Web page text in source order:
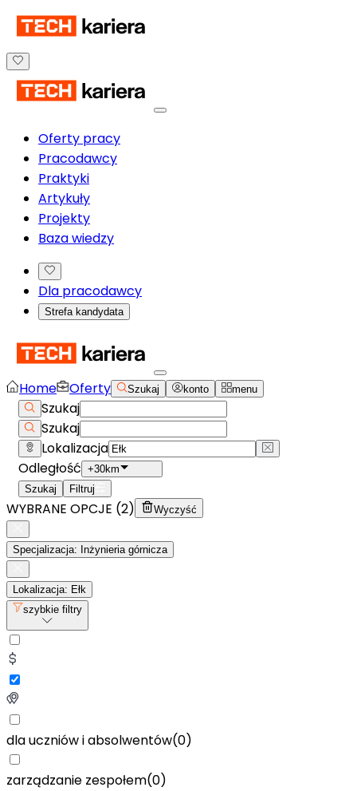
Oferty pracy
Pracodawcy
Praktyki
Artykuły
Projekty
Baza wiedzy
Dla pracodawcy
Strefa kandydata
Home Oferty Szukaj konto menu
Szukaj
Szukaj
Lokalizacja
Odległość +30km
Szukaj
Filtruj
WYBRANE OPCJE (2) Wyczyść
Specjalizacja: Inżynieria górnicza
Lokalizacja: Ełk
szybkie filtry
dla uczniów i absolwentów(0)
zarządzanie zespołem(0)